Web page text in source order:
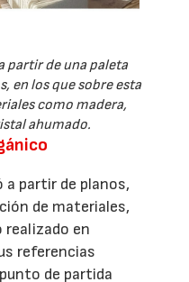
partir de una paleta
en los que sobre esta
como madera,
ahumado.
a partir de planos,
de materiales,
realizado en
referencias
de partida